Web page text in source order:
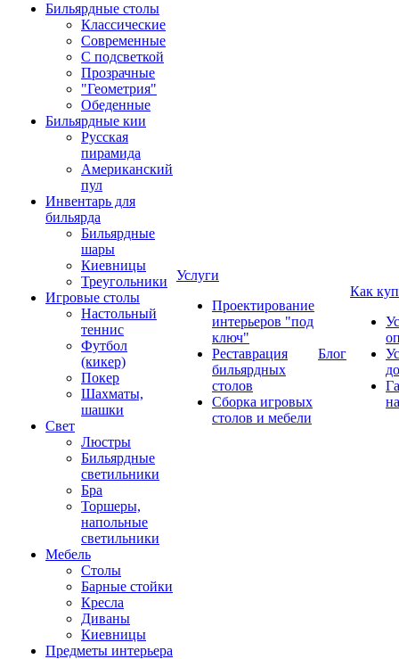
Бильярдные столы
Классические
Современные
С подсветкой
Прозрачные
"Геометрия"
Обеденные
Бильярдные кии
Русская
пирамида
Американский
пул
Инвентарь для
бильярда
Бильярдные
шары
Киевницы
Треугольники
Игровые столы
Настольный
теннис
Футбол
(кикер)
Покер
Шахматы,
шашки
Свет
Люстры
Бильярдные
светильники
Бра
Торшеры,
напольные
светильники
Мебель
Столы
Барные стойки
Кресла
Диваны
Киевницы
Предметы интерьера
Услуги
Проектирование
интерьеров "под
ключ"
Реставрация
бильярдных
столов
Сборка игровых
столов и мебели
Блог
Как